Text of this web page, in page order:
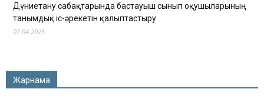
Дүниетану сабақтарында бастауыш сынып оқушыларының
танымдық іс-әрекетін қалыптастыру
07.04.2025
Жарнама